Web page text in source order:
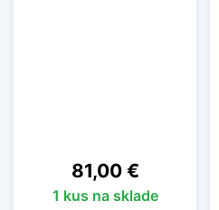
Cena
81,00 €
1 kus na sklade